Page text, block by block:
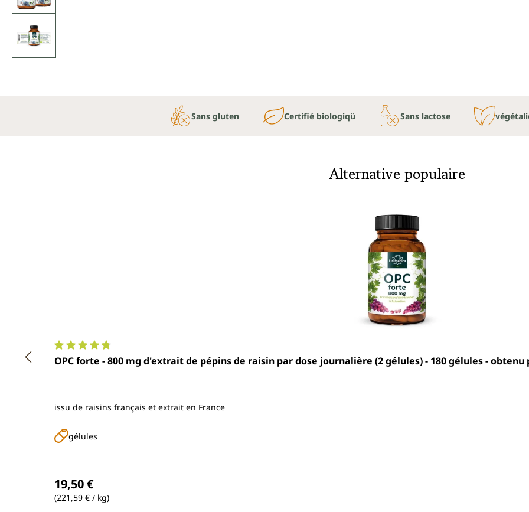
Sans gluten Certifié biologiqü Sans lactose
Alternative populaire
Note moyenne de 4.8 sur 5 étoiles
OPC forte - 800 mg d'extrait de pépins de raisin par dose journalière (2 gélules) - 180 gélules -
issu de raisins français et extrait en France
gélules
19,50 €
(221,59 € / kg)